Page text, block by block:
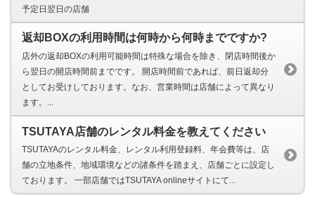
予定日翌日の店舗
返却BOXの利用時間は何時から何時までですか?
店外の返却BOXの利用可能時間は特殊な場合を除き、閉店時間後か
ら翌日の開店時間前までです。 開店時間前であれば、前日返却分
としてお受けしております。なお、営業時間は店舗によって異なり
ます。...
TSUTAYA店舗のレンタル料金を教えてください
TSUTAYAのレンタル料金、レンタル利用登録料、年会費等は、店
舗の立地条件、地域環境などの諸条件を踏まえ、店舗ごとに設定し
ております。 一部店舗ではTSUTAYA onlineサイトにて...